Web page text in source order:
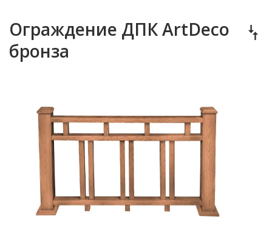
Ограждение ДПК ArtDeco
бронза